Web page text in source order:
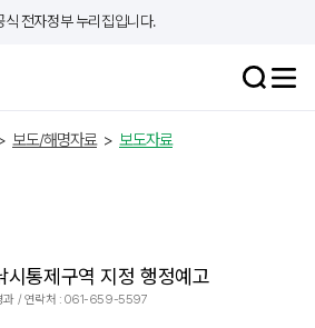
전자정부 누리집입니다.
보도/해명자료 > 보도자료
시통제구역 지정 행정예고
과 / 연락처 : 061-659-5597